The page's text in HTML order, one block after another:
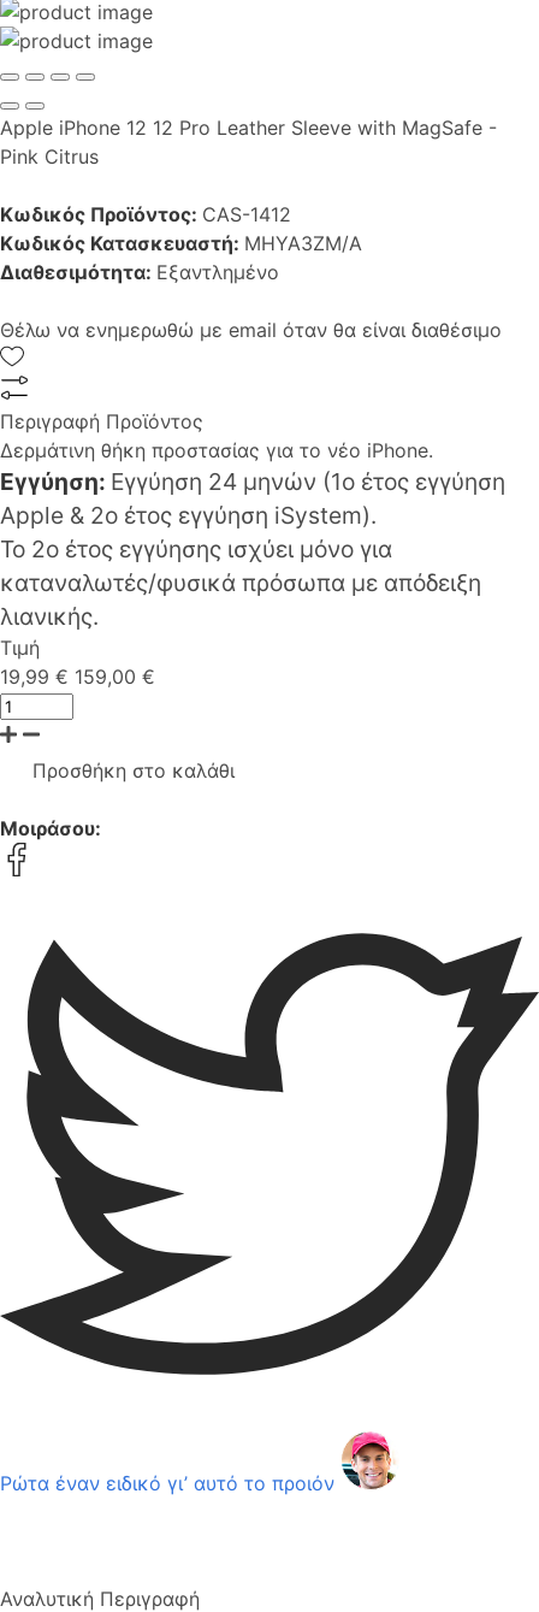
Apple iPhone 12 12 Pro Leather Sleeve with MagSafe -
Pink Citrus
Κωδικός Προϊόντος: CAS-1412
Κωδικός Κατασκευαστή: MHYA3ZM/A
Διαθεσιμότητα: Εξαντλημένο
Θέλω να ενημερωθώ με email όταν θα είναι διαθέσιμο
Περιγραφή Προϊόντος
Δερμάτινη θήκη προστασίας για το νέο iPhone.
Εγγύηση: Εγγύηση 24 μηνών (1o έτος εγγύηση
Apple & 2ο έτος εγγύηση iSystem).
Το 2ο έτος εγγύησης ισχύει μόνο για
καταναλωτές/φυσικά πρόσωπα με απόδειξη
λιανικής.
Τιμή
19,99 € 159,00 €
Προσθήκη στο καλάθι
Μοιράσου:
Ρώτα έναν ειδικό γι’ αυτό το προιόν
Αναλυτική Περιγραφή